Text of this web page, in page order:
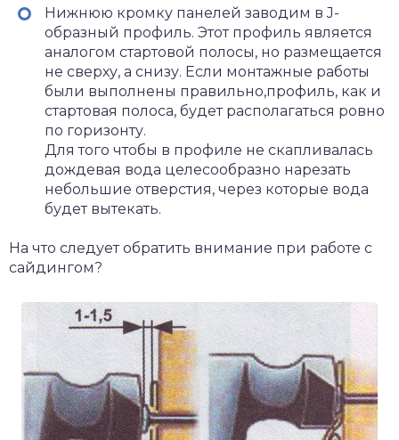
Нижнюю кромку панелей заводим в J-
образный профиль. Этот профиль является
аналогом стартовой полосы, но размещается
не сверху, а снизу. Если монтажные работы
были выполнены правильно,профиль, как и
стартовая полоса, будет располагаться ровно
по горизонту.
Для того чтобы в профиле не скапливалась
дождевая вода целесообразно нарезать
небольшие отверстия, через которые вода
будет вытекать.
На что следует обратить внимание при работе с
сайдингом?